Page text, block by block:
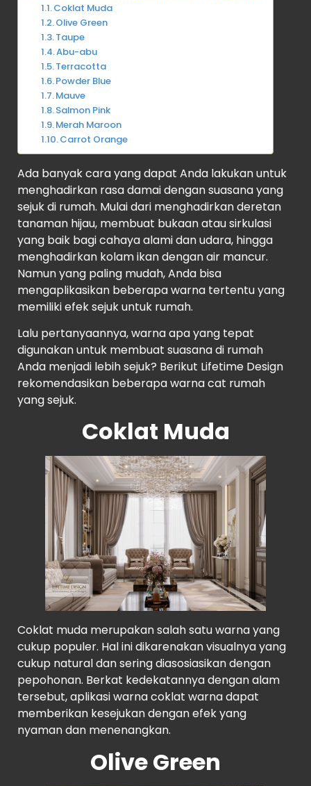
Coklat Muda
Olive Green
Taupe
Abu-abu
Terracotta
Powder Blue
Mauve
Salmon Pink
Merah Maroon
Carrot Orange
Ada banyak cara yang dapat Anda lakukan untuk
menghadirkan rasa damai dengan suasana yang
sejuk di rumah. Mulai dari menghadirkan deretan
tanaman hijau, membuat bukaan atau sirkulasi
yang baik bagi cahaya alami dan udara, hingga
menghadirkan kolam ikan dengan air mancur.
Namun yang paling mudah, Anda bisa
mengaplikasikan beberapa warna tertentu yang
memiliki efek sejuk untuk rumah.
Lalu pertanyaannya, warna apa yang tepat
digunakan untuk membuat suasana di rumah
Anda menjadi lebih sejuk? Berikut Lifetime Design
rekomendasikan beberapa warna cat rumah
yang sejuk.
Coklat Muda
Coklat muda merupakan salah satu warna yang
cukup populer. Hal ini dikarenakan visualnya yang
cukup natural dan sering diasosiasikan dengan
pepohonan. Berkat kedekatannya dengan alam
tersebut, aplikasi warna coklat warna dapat
memberikan kesejukan dengan efek yang
nyaman dan menenangkan.
Olive Green